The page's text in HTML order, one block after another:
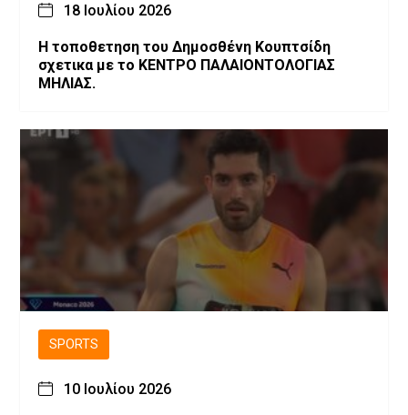
18 Ιουλίου 2026
Η τοποθετηση του Δημοσθένη Κουπτσίδη
σχετικα με το ΚΕΝΤΡΟ ΠΑΛΑΙΟΝΤΟΛΟΓΙΑΣ
ΜΗΛΙΑΣ.
SPORTS
10 Ιουλίου 2026